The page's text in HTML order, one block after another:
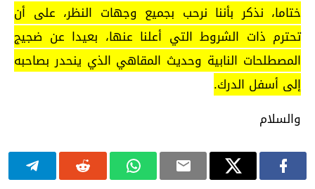
ختاما، نذكر بأننا نرحب بجميع وجهات النظر، على أن
تحترم ذات الشروط التي أعلنا عنها، بعيدا عن ضجيج
المصطلحات النابية وحديث المقاهي الذي ينحدر بصاحبه
إلى أسفل الدرك.
والسلام